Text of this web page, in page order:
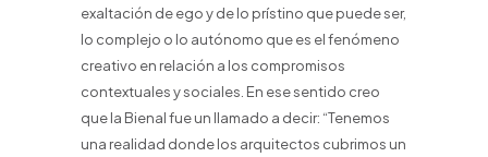
exaltación de ego y de lo prístino que puede ser,
lo complejo o lo autónomo que es el fenómeno
creativo en relación a los compromisos
contextuales y sociales. En ese sentido creo
que la Bienal fue un llamado a decir: “Tenemos
una realidad donde los arquitectos cubrimos un